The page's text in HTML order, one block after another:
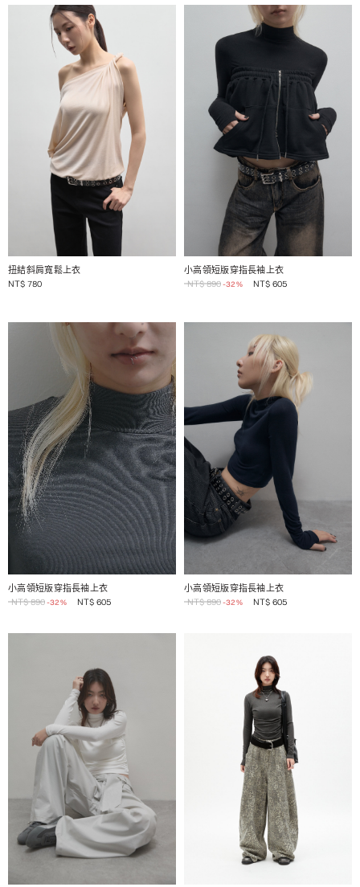
1 / 2
扭結斜肩寬鬆上衣
NT$ 780
小高領短版穿指長袖上衣
NT$ 890-32% NT$ 605
小高領短版穿指長袖上衣
NT$ 890-32% NT$ 605
小高領短版穿指長袖上衣
NT$ 890-32% NT$ 605